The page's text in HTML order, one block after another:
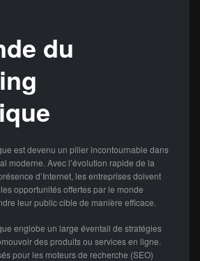
du
est devenu un pilier incontournable dans
moderne. Avec l’évolution rapide de la
d’Internet, les entreprises doivent
opportunités offertes par le monde
leur public cible de manière efficace.
englobe un large éventail de stratégies
des produits ou services en ligne.
pour les moteurs de recherche (SEO)